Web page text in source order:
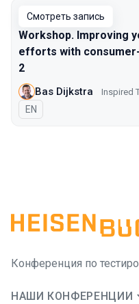
Смотреть запись
Workshop. Improving
efforts with
2
Bas Dijkstra Inspired
На английском языке
EN
Конференция по
НАШИ КОНФЕРЕНЦИИ